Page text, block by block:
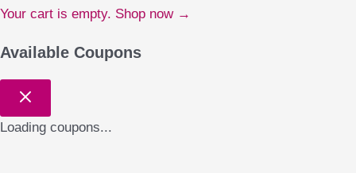
Your cart is empty. Shop now →
Available Coupons
Loading coupons...